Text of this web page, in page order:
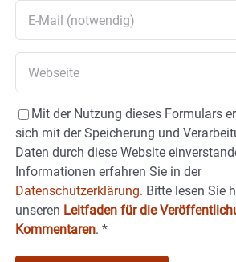
Mit der Nutzung dieses Formulars
sich mit der Speicherung und
Daten durch diese Website
Informationen erfahren Sie in der
Datenschutzerklärung. Bitte lesen Sie
unseren Leitfaden für die
Kommentaren. *